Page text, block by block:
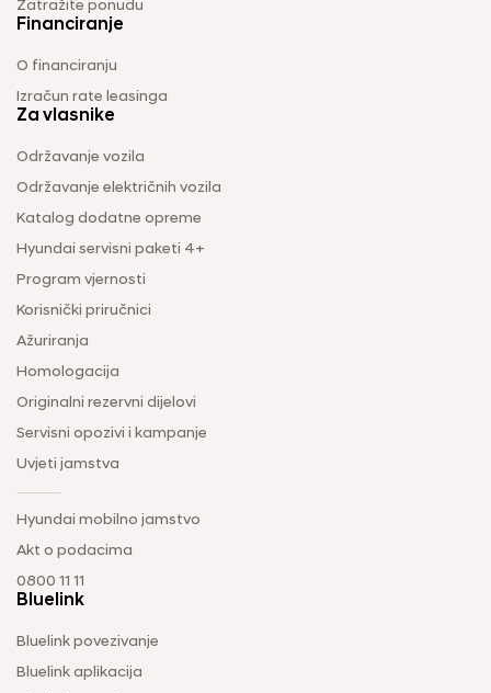
Zatražite ponudu
Financiranje
O financiranju
Izračun rate leasinga
Za vlasnike
Održavanje vozila
Održavanje električnih vozila
Katalog dodatne opreme
Hyundai servisni paketi 4+
Program vjernosti
Korisnički priručnici
Ažuriranja
Homologacija
Originalni rezervni dijelovi
Servisni opozivi i kampanje
Uvjeti jamstva
Hyundai mobilno jamstvo
Akt o podacima
0800 11 11
Bluelink
Bluelink povezivanje
Bluelink aplikacija